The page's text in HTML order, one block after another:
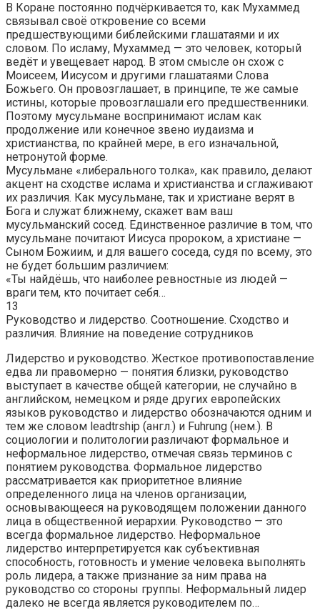
В Коране постоянно подчёркивается то, как Мухаммед
связывал своё откровение со всеми
предшествующими библейскими глашатаями и их
словом. По исламу, Мухаммед — это человек, который
ведёт и увещевает народ. В этом смысле он схож с
Моисеем, Иисусом и другими глашатаями Слова
Божьего. Он провозглашает, в принципе, те же самые
истины, которые провозглашали его предшественники.
Поэтому мусульмане воспринимают ислам как
продолжение или конечное звено иудаизма и
христианства, по крайней мере, в его изначальной,
нетронутой форме.
Мусульмане «либерального толка», как правило, делают
акцент на сходстве ислама и христианства и сглаживают
их различия. Как мусульмане, так и христиане верят в
Бога и служат ближнему, скажет вам ваш
мусульманский сосед. Единственное различие в том, что
мусульмане почитают Иисуса пророком, а христиане —
Сыном Божиим, и для вашего соседа, судя по всему, это
не будет большим различием:
«Ты найдёшь, что наиболее ревностные из людей —
враги тем, кто почитает себя…
13
Руководство и лидерство. Соотношение. Сходство и
различия. Влияние на поведение сотрудников
Лидерство и руководство. Жесткое противопоставление
едва ли правомерно — понятия близки, руководство
выступает в качестве общей категории, не случайно в
английском, немецком и ряде других европейских
языков руководство и лидерство обозначаются одним и
тем же словом leadtrship (англ.) и Fuhrung (нем.). В
социологии и политологии различают формальное и
неформальное лидерство, отмечая связь терминов с
понятием руководства. Формальное лидерство
рассматривается как приоритетное влияние
определенного лица на членов организации,
основывающееся на руководящем положении данного
лица в общественной иерархии. Руководство — это
всегда формальное лидерство. Неформальное
лидерство интерпретируется как субъективная
способность, готовность и умение человека выполнять
роль лидера, а также признание за ним права на
руководство со стороны группы. Неформальный лидер
далеко не всегда является руководителем по…